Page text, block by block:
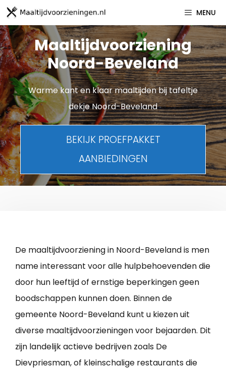
Spring
naar
inhoud
MENU
Maaltijdvoorziening
Noord-Beveland
Warme kant en klaar maaltijden bij tafeltje
dekje Noord-Beveland
BEKIJK PROEFPAKKET
AANBIEDINGEN
De maaltijdvoorziening in Noord-Beveland is men
name interessant voor alle hulpbehoevenden die
door hun leeftijd of ernstige beperkingen geen
boodschappen kunnen doen. Binnen de
gemeente Noord-Beveland kunt u kiezen uit
diverse maaltijdvoorzieningen voor bejaarden. Dit
zijn landelijk actieve bedrijven zoals De
Dievpriesman, of kleinschalige restaurants die